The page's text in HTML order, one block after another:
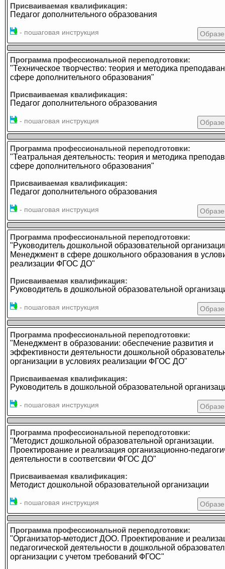
Присваиваемая квалификация:
Педагог дополнительного образования
- пошаговая инструкция
Программа профессиональной переподготовки:
"Техническое творчество: теория и методика
сфере дополнительного образования"
Присваиваемая квалификация:
Педагог дополнительного образования
- пошаговая инструкция
Программа профессиональной переподготовки:
"Театральная деятельность: теория и методика
сфере дополнительного образования"
Присваиваемая квалификация:
Педагог дополнительного образования
- пошаговая инструкция
Программа профессиональной переподготовки:
"Руководитель дошкольной образовательной
Менеджмент в сфере дошкольного образования в
реализации ФГОС ДО"
Присваиваемая квалификация:
Руководитель в дошкольной образовательной
- пошаговая инструкция
Программа профессиональной переподготовки:
"Менеджмент в образовании: обеспечение развития и
эффективности деятельности дошкольной
организации в условиях реализации ФГОС ДО"
Присваиваемая квалификация:
Руководитель в дошкольной образовательной
- пошаговая инструкция
Программа профессиональной переподготовки:
"Методист дошкольной образовательной организации.
Проектирование и реализация организационно-
деятельности в соответсвии ФГОС ДО"
Присваиваемая квалификация:
Методист дошкольной образовательной организации
- пошаговая инструкция
Программа профессиональной переподготовки:
"Организатор-методист ДОО. Проектирование и
педагогической деятельности в дошкольной
организации с учетом требований ФГОС"